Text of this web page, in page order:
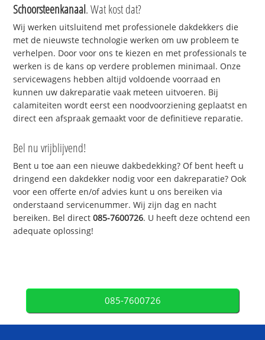
Schoorsteenkanaal. Wat kost dat?
Wij werken uitsluitend met professionele dakdekkers die
met de nieuwste technologie werken om uw probleem te
verhelpen. Door voor ons te kiezen en met professionals te
werken is de kans op verdere problemen minimaal. Onze
servicewagens hebben altijd voldoende voorraad en
kunnen uw dakreparatie vaak meteen uitvoeren. Bij
calamiteiten wordt eerst een noodvoorziening geplaatst en
direct een afspraak gemaakt voor de definitieve reparatie.
Bel nu vrijblijvend!
Bent u toe aan een nieuwe dakbedekking? Of bent heeft u
dringend een dakdekker nodig voor een dakreparatie? Ook
voor een offerte en/of advies kunt u ons bereiken via
onderstaand servicenummer. Wij zijn dag en nacht
bereiken. Bel direct085-7600726. U heeft deze ochtend een
adequate oplossing!
085-7600726